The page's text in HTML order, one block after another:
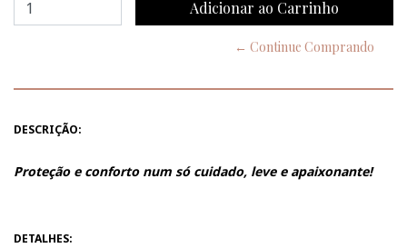
← Continue Comprando
DESCRIÇÃO:
Proteção e conforto num só cuidado, leve e apaixonante!
DETALHES: